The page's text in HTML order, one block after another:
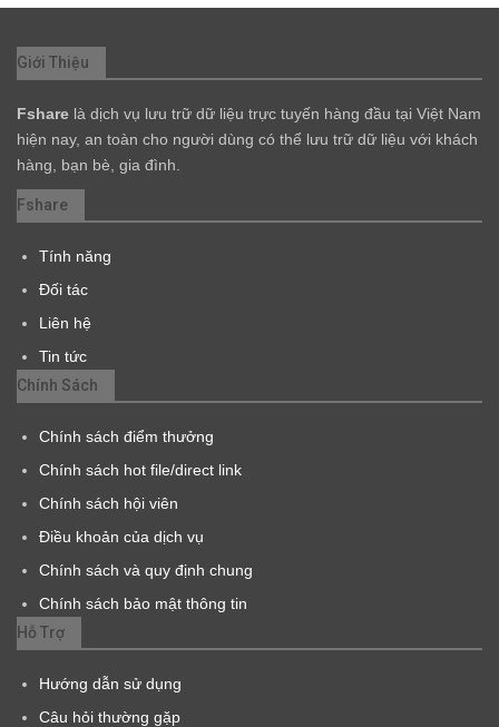
Giới Thiệu
Fshare là dịch vụ lưu trữ dữ liệu trực tuyến hàng đầu tại Việt Nam
hiện nay, an toàn cho người dùng có thể lưu trữ dữ liệu với khách
hàng, bạn bè, gia đình.
Fshare
Tính năng
Đối tác
Liên hệ
Tin tức
Chính Sách
Chính sách điểm thưởng
Chính sách hot file/direct link
Chính sách hội viên
Điều khoản của dịch vụ
Chính sách và quy định chung
Chính sách bảo mật thông tin
Hỗ Trợ
Hướng dẫn sử dụng
Câu hỏi thường gặp